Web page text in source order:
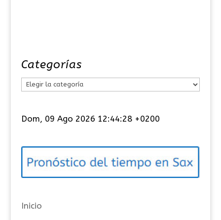
Categorías
e
o
í
s
Dom, 09 Ago 2026 12:44:28 +0200
Inicio